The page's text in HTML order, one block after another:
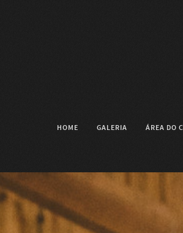
HOME GALERIA ÁREA DO